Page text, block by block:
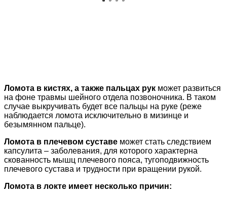
Ломота в кистях, а также пальцах рук может развиться
на фоне травмы шейного отдела позвоночника. В таком
случае выкручивать будет все пальцы на руке (реже
наблюдается ломота исключительно в мизинце и
безымянном пальце).
Ломота в плечевом суставе может стать следствием
капсулита – заболевания, для которого характерна
скованность мышц плечевого пояса, тугоподвижность
плечевого сустава и трудности при вращении рукой.
Ломота в локте имеет несколько причин: